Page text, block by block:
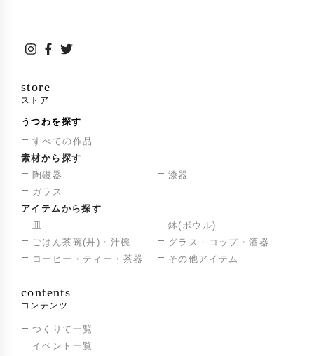
store
ストア
うつわを探す
すべての作品
素材から探す
陶磁器
漆器
ガラス
アイテムから探す
皿
鉢(ボウル)
ごはん茶碗(丼)・汁椀
グラス・コップ・酒器
コーヒー・ティー・茶器
その他アイテム
contents
コンテンツ
つくりて一覧
イベント一覧